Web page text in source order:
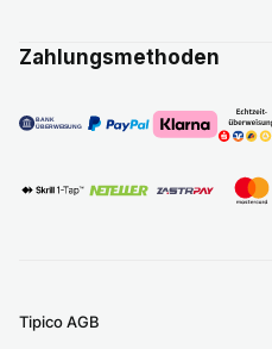
Zahlungsmethoden
Tipico AGB